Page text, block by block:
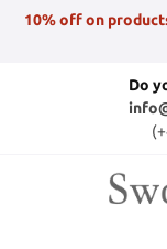
10% off on
Do